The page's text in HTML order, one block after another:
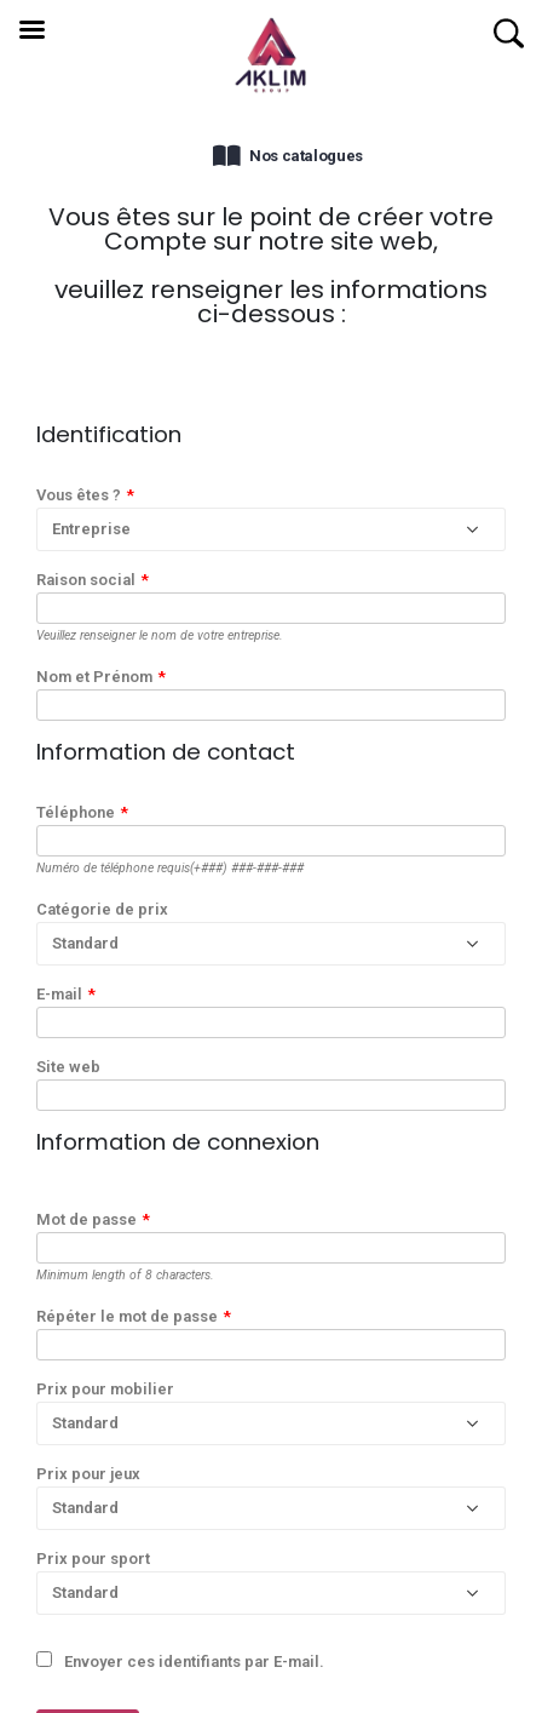
Nos catalogues
Vous êtes sur le point de créer votre
Compte sur notre site web,
veuillez renseigner les informations
ci-dessous :
Identification
Vous êtes ? *
Raison social *
Veuillez renseigner le nom de votre entreprise.
Nom et Prénom *
Information de contact
Téléphone *
Numéro de téléphone requis(+###) ###-###-###
Catégorie de prix
E-mail *
Site web
Information de connexion
Mot de passe *
Minimum length of 8 characters.
Répéter le mot de passe *
Prix pour mobilier
Prix pour jeux
Prix pour sport
Envoyer ces identifiants par E-mail.